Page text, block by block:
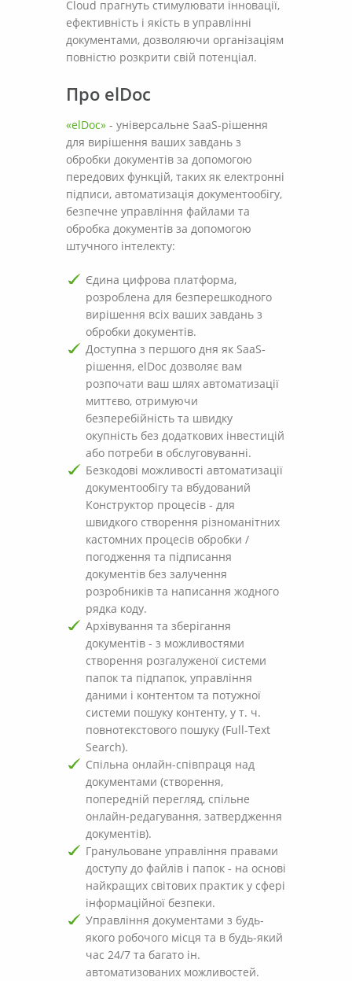
Cloud прагнуть стимулювати інновації,
ефективність і якість в управлінні
документами, дозволяючи організаціям
повністю розкрити свій потенціал.
Про elDoc
«elDoc» - універсальне SaaS-рішення
для вирішення ваших завдань з
обробки документів за допомогою
передових функцій, таких як електронні
підписи, автоматизація документообігу,
безпечне управління файлами та
обробка документів за допомогою
штучного інтелекту:
Єдина цифрова платформа,
розроблена для безперешкодного
вирішення всіх ваших завдань з
обробки документів.
Доступна з першого дня як SaaS-
рішення, elDoc дозволяє вам
розпочати ваш шлях автоматизації
миттєво, отримуючи
безперебійність та швидку
окупність без додаткових інвестицій
або потреби в обслуговуванні.
Безкодові можливості автоматизації
документообігу та вбудований
Конструктор процесів - для
швидкого створення різноманітних
кастомних процесів обробки /
погодження та підписання
документів без залучення
розробників та написання жодного
рядка коду.
Архівування та зберігання
документів - з можливостями
створення розгалуженої системи
папок та підпапок, управління
даними і контентом та потужної
системи пошуку контенту, у т. ч.
повнотекстового пошуку (Full-Text
Search).
Спільна онлайн-співпраця над
документами (створення,
попередній перегляд, спільне
онлайн-редагування, затвердження
документів).
Гранульоване управління правами
доступу до файлів і папок - на основі
найкращих світових практик у сфері
інформаційної безпеки.
Управління документами з будь-
якого робочого місця та в будь-який
час 24/7 та багато ін.
автоматизованих можливостей.